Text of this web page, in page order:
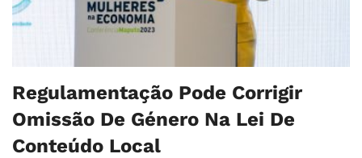
Regulamentação Pode Corrigir
Omissão De Género Na Lei De
Conteúdo Local